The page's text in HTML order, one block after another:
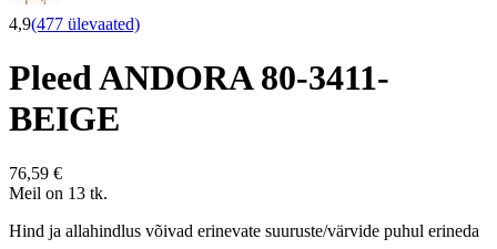
4,9(477 ülevaated)
Pleed ANDORA 80-3411-
BEIGE
76,59 €
Meil on 13 tk.
Hind ja allahindlus võivad erinevate suuruste/värvide puhul erineda